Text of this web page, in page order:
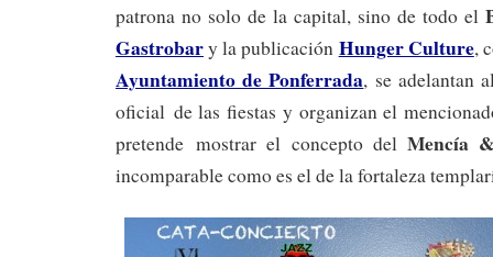
patrona no solo de la capital, sino de todo el
Gastrobary la publicación Hunger Culture,
Ayuntamiento de Ponferrada, se adelantan
oficial de las fiestas y organizan el
pretende mostrar el concepto delMencía
incomparable como es el de la fortaleza